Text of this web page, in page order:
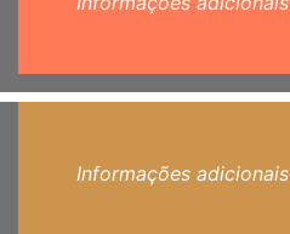
Informações adicionais